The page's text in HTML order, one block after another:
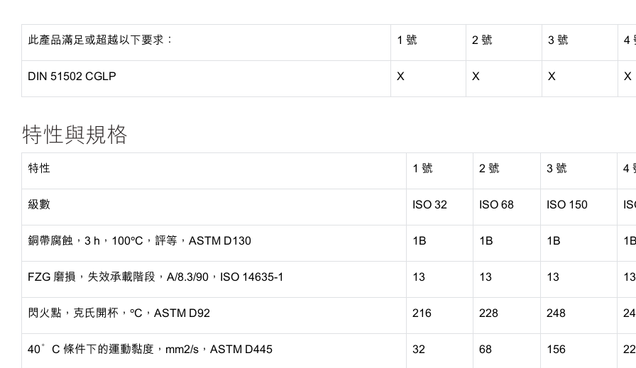
此產品滿足或超越以下要求： 1 號 2 號 3 號 4
DIN 51502 CGLP X X X X
特性與規格
特性 1 號 2 號 3 號 4
級數 ISO 32 ISO 68 ISO 150
銅帶腐蝕， 3 h，100ºC，評等，ASTM D130 1B 1B 1B 1B
FZG 磨損，失效承載階段，A/8.3/90，ISO 14635-1 13 13 13 13
閃火點，克氏開杯， ºC，ASTM D92 216 228 248
40°C 條件下的運動黏度，mm2/s，ASTM D445 32 68 156